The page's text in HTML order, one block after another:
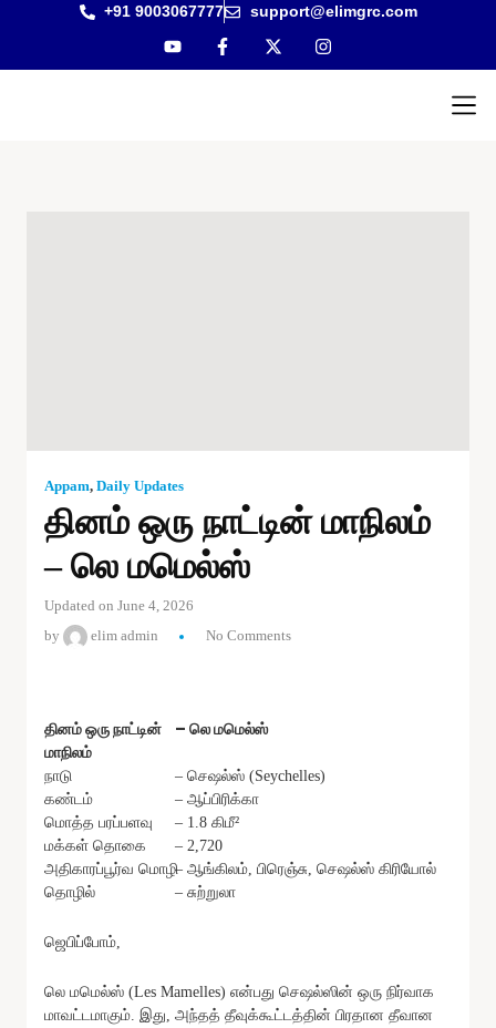
+91 9003067777 support@elimgrc.com
Appam, Daily Updates
தினம் ஒரு நாட்டின் மாநிலம்
– லெ மமெல்ஸ்
Updated on June 4, 2026
by
elim admin No Comments
தினம் ஒரு நாட்டின்
மாநிலம்
– லெ மமெல்ஸ்
நாடு
– செஷல்ஸ் (Seychelles)
கண்டம்
– ஆப்பிரிக்கா
மொத்த பரப்பளவு
– 1.8 கிமீ²
மக்கள் தொகை
– 2,720
அதிகாரப்பூர்வ மொழி– ஆங்கிலம், பிரெஞ்சு, செஷல்ஸ் கிரியோல்
தொழில்
– சுற்றுலா
ஜெபிப்போம்,
லெ மமெல்ஸ் (Les Mamelles) என்பது செஷல்ஸின் ஒரு நிர்வாக
மாவட்டமாகும். இது, அந்தத் தீவுக்கூட்டத்தின் பிரதான தீவான